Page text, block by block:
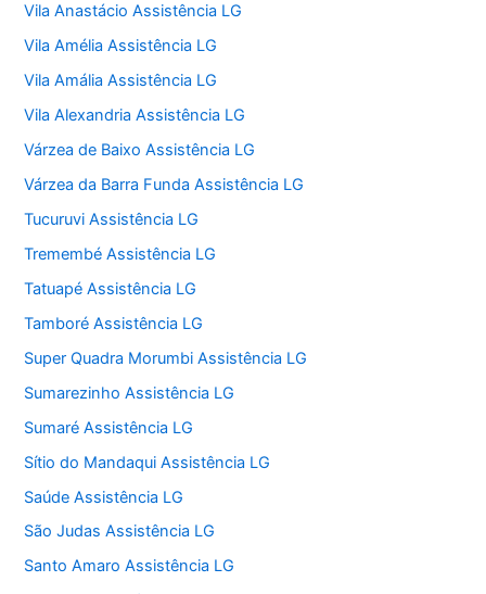
Vila Anastácio Assistência LG
Vila Amélia Assistência LG
Vila Amália Assistência LG
Vila Alexandria Assistência LG
Várzea de Baixo Assistência LG
Várzea da Barra Funda Assistência LG
Tucuruvi Assistência LG
Tremembé Assistência LG
Tatuapé Assistência LG
Tamboré Assistência LG
Super Quadra Morumbi Assistência LG
Sumarezinho Assistência LG
Sumaré Assistência LG
Sítio do Mandaqui Assistência LG
Saúde Assistência LG
São Judas Assistência LG
Santo Amaro Assistência LG